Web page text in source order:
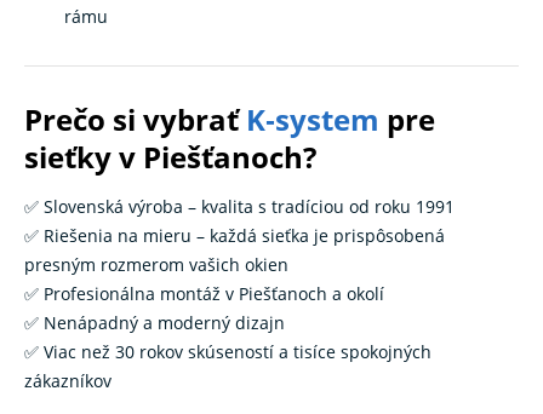
rámu
Prečo si vybraťK‑system pre
sieťky v Piešťanoch?
✅ Slovenská výroba – kvalita s tradíciou od roku 1991
✅ Riešenia na mieru – každá sieťka je prispôsobená
presným rozmerom vašich okien
✅ Profesionálna montáž v Piešťanoch a okolí
✅ Nenápadný a moderný dizajn
✅ Viac než 30 rokov skúseností a tisíce spokojných
zákazníkov